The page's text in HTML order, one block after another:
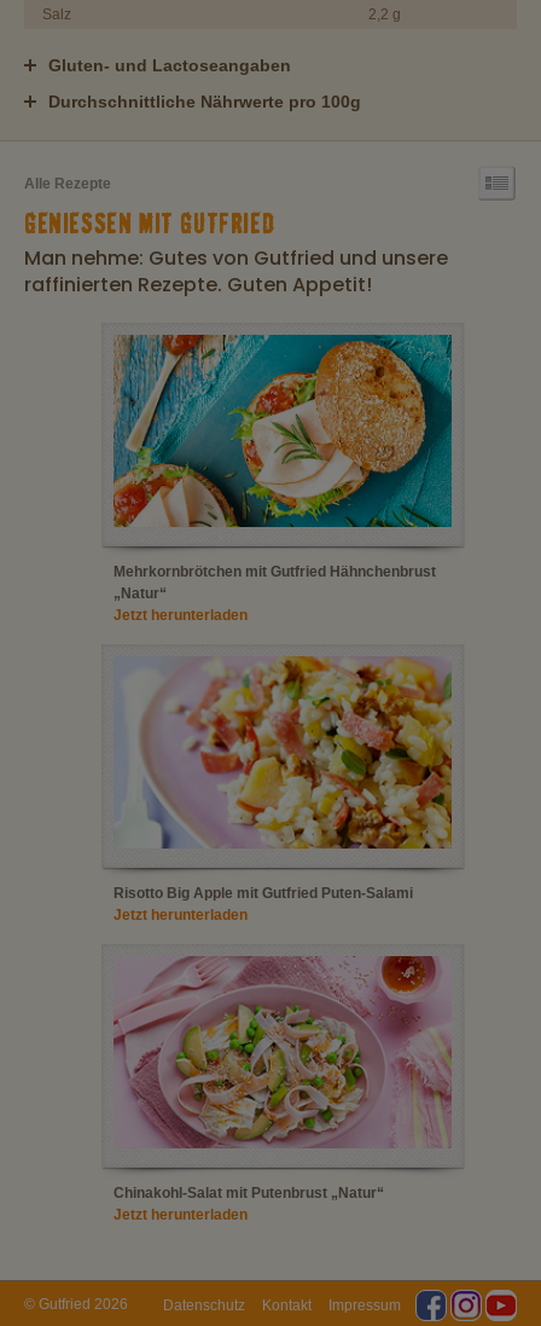
Salz 2,2 g
Gluten- und Lactoseangaben
Durchschnittliche Nährwerte pro 100g
Alle Rezepte
GENIESSEN MIT GUTFRIED
Man nehme: Gutes von Gutfried und unsere
raffinierten Rezepte. Guten Appetit!
Mehrkornbrötchen mit Gutfried Hähnchenbrust
„Natur“
Jetzt herunterladen
Risotto Big Apple mit Gutfried Puten-Salami
Jetzt herunterladen
Chinakohl-Salat mit Putenbrust „Natur“
Jetzt herunterladen
© Gutfried 2026 Datenschutz Kontakt Impressum